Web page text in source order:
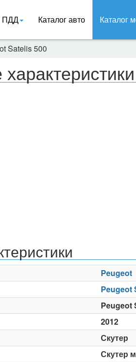
ПДД Каталог авто Каталог
Satelis 500
Peugeot
Peugeot
Peugeot
2012
Скутер
Скутер